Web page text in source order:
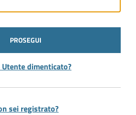
PROSEGUI
Utente dimenticato?
sei registrato?